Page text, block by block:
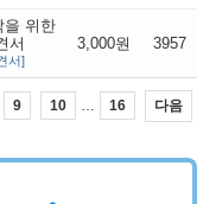
을 위한
서
서]
3,000원 3957
9 10 16 다음